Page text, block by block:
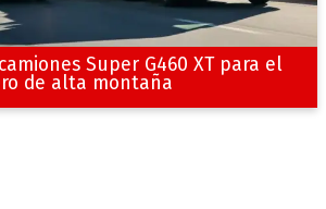
Super G460 XT para el
de alta montaña